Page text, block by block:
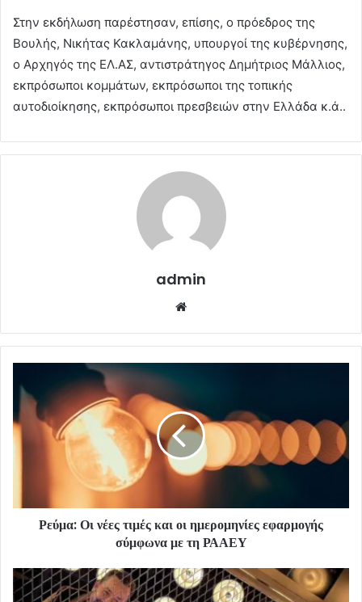
Στην εκδήλωση παρέστησαν, επίσης, ο πρόεδρος της
Βουλής, Νικήτας Κακλαμάνης, υπουργοί της κυβέρνησης,
ο Αρχηγός της ΕΛ.ΑΣ, αντιστράτηγος Δημήτριος Μάλλιος,
εκπρόσωποι κομμάτων, εκπρόσωποι της τοπικής
αυτοδιοίκησης, εκπρόσωποι πρεσβειών στην Ελλάδα κ.ά..
admin
Ρεύμα: Οι νέες τιμές και οι ημερομηνίες εφαρμογής
σύμφωνα με τη ΡΑΑΕΥ